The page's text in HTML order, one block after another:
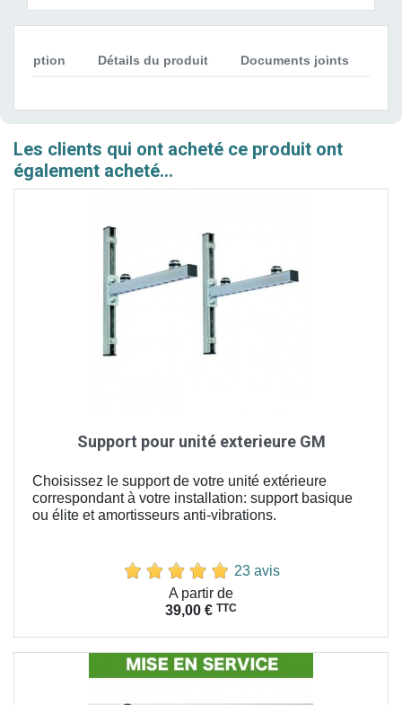
Détails du produit Documents joints
Les clients qui ont acheté ce produit ont
également acheté...
Support pour unité exterieure GM
Choisissez le support de votre unité extérieure
correspondant à votre installation: support basique
ou élite et amortisseurs anti-vibrations.
23 avis
A partir de
39,00 € TTC